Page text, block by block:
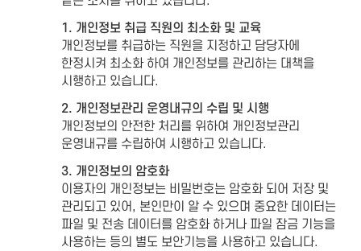
1. 개인정보 취급 직원의 최소화 및 교육
개인정보를 취급하는 직원을 지정하고 담당자에
한정시켜 최소화 하여 개인정보를 관리하는 대책을
시행하고 있습니다.
2. 개인정보관리 운영내규의 수립 및 시행
개인정보의 안전한 처리를 위하여 개인정보관리
운영내규를 수립하여 시행하고 있습니다.
3. 개인정보의 암호화
이용자의 개인정보는 비밀번호는 암호화 되어 저장 및
관리되고 있어, 본인만이 알 수 있으며 중요한 데이터는
파일 및 전송 데이터를 암호화 하거나 파일 잠금 기능을
사용하는 등의 별도 보안기능을 사용하고 있습니다.